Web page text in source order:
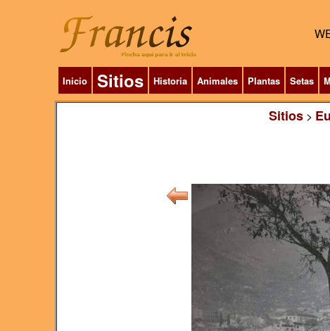
Inicio Sitios Historia Animales Plantas Setas
Sitios>